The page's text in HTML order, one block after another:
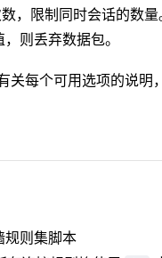
，限制同时会话的数量
则丢弃数据包。
关每个可用选项的说明
规则集脚本